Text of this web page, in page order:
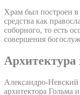
Храм был построен в
средства как
соборного, то есть
совершения
Архитектура
Александро-
архитектора Гольма